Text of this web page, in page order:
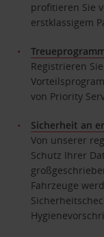
profitieren Sie
erstklassigem
Registrieren
von Priority
Sicherheit an
Von unserer
Schutz Ihrer
Fahrzeuge